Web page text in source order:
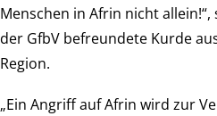
Menschen in Afrin nicht
der GfbV befreundete Kurde
Region.
„Ein Angriff auf Afrin wird zur